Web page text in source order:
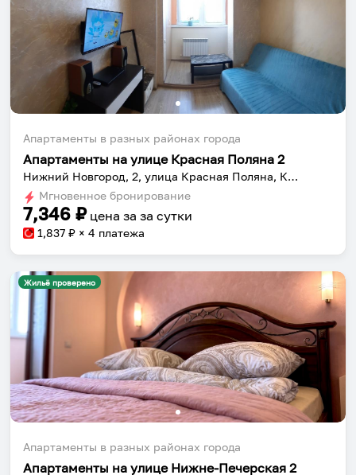
Апартаменты в разных районах города
Апартаменты на улице Красная Поляна 2
Нижний Новгород, 2, улица Красная Поляна, Кстовский район, Афонино, Нижегородская область, Приволжский федеральный округ, 603087, Россия
Мгновенное бронирование
7,346 ₽ цена за за сутки
1,837 ₽ × 4 платежа
Жильё проверено
Апартаменты в разных районах города
Апартаменты на улице Нижне-Печерская 2